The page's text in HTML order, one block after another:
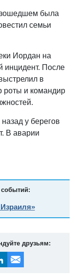
была
семьи
Иордан на
инцидент. После
в
роты и командир
у берегов
В аварии
событий:
друзьям: